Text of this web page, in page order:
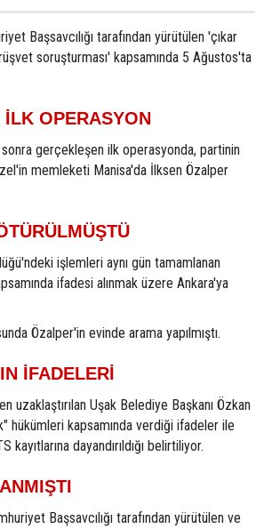
Başsavcılığı tarafından yürütülen 'çıkar
soruşturması' kapsamında 5 Ağustos'ta
OPERASYON
gerçekleşen ilk operasyonda, partinin
memleketi Manisa'da İlksen Özalper
işlemleri aynı gün tamamlanan
ifadesi alınmak üzere Ankara'ya
Özalper'in evinde arama yapılmıştı.
İFADELERİ
uzaklaştırılan Uşak Belediye Başkanı Özkan
hükümleri kapsamında verdiği ifadeler ile
kayıtlarına dayandırıldığı belirtiliyor.
Başsavcılığı tarafından yürütülen ve